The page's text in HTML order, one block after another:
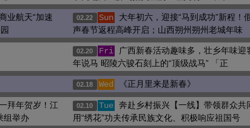
业航天“加速
02.22 Sun
大年初六，迎接“马到成功”新程！
声春节返程高峰开启；山西朔州朔州老城年味
02.20 Fri
广西新春活动趣味多，壮乡年味迎
年说马 昭陵六骏石刻上的“顶级战马” 「正
02.18 Wed 《正月里来是新春》
拜年贺岁！江
组举办
02.10 Tue 奔赴乡村振兴【一线】带领群众共
用“绣花”功夫传承民族文化、积极响应祖国号